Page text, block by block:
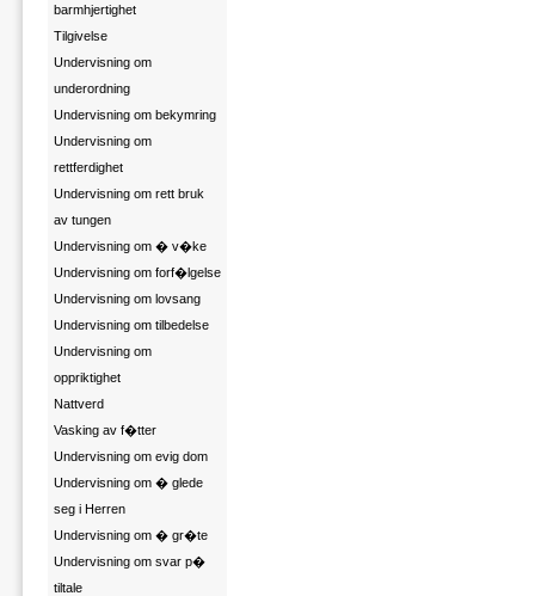
barmhjertighet
Tilgivelse
Undervisning om
underordning
Undervisning om bekymring
Undervisning om
rettferdighet
Undervisning om rett bruk
av tungen
Undervisning om � v�ke
Undervisning om forf�lgelse
Undervisning om lovsang
Undervisning om tilbedelse
Undervisning om
oppriktighet
Nattverd
Vasking av f�tter
Undervisning om evig dom
Undervisning om � glede
seg i Herren
Undervisning om � gr�te
Undervisning om svar p�
tiltale